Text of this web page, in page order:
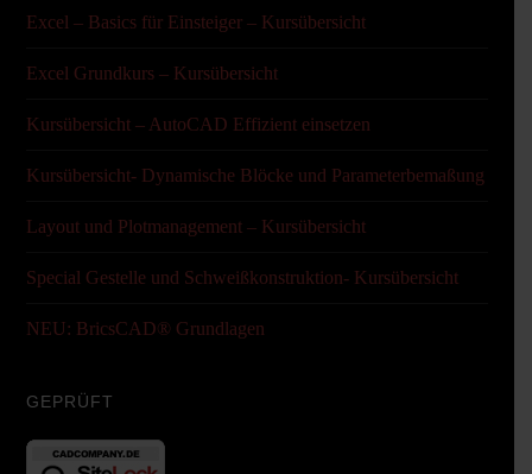
Excel – Basics für Einsteiger – Kursübersicht
Excel Grundkurs – Kursübersicht
Kursübersicht – AutoCAD Effizient einsetzen
Kursübersicht- Dynamische Blöcke und Parameterbemaßung
Layout und Plotmanagement – Kursübersicht
Special Gestelle und Schweißkonstruktion- Kursübersicht
NEU: BricsCAD® Grundlagen
GEPRÜFT